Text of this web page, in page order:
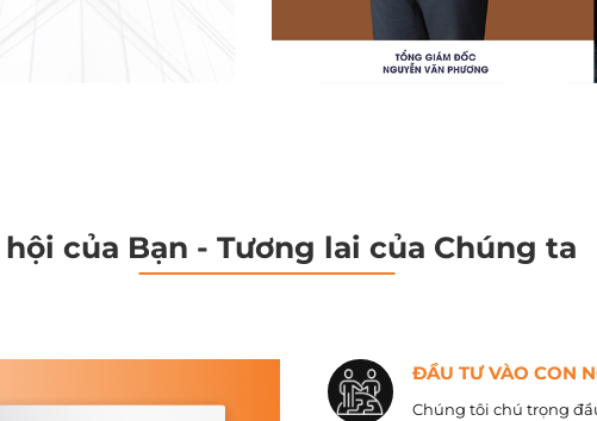
hội của Bạn - Tương lai của Chúng ta
ĐẦU TƯ VÀO CON
Chúng tôi chú trọng